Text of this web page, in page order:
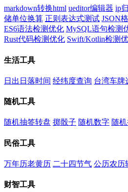
markdown转换html ueditor编辑器 ip
储单位换算 正则表达式测试 JSON
ES6语法检测优化 MySQL语句检测
Rust代码检测优化 Swift/Kotlin检测
生活工具
日出日落时间 经纬度查询 台湾车牌
随机工具
随机抽签转盘 掷骰子 随机数字 随
民俗工具
万年历老黄历 二十四节气 公历农历
财智工具